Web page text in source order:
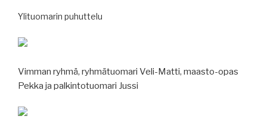
Ylituomarin puhuttelu
Vimman ryhmä, ryhmätuomari Veli-Matti, maasto-opas
Pekka ja palkintotuomari Jussi